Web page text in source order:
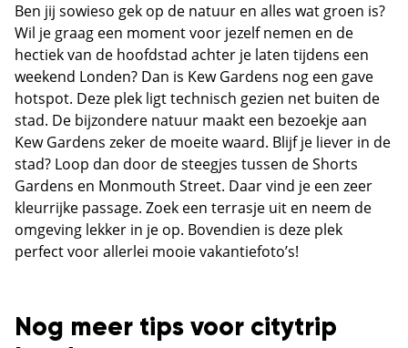
Ben jij sowieso gek op de natuur en alles wat groen is?
Wil je graag een moment voor jezelf nemen en de
hectiek van de hoofdstad achter je laten tijdens een
weekend Londen? Dan is Kew Gardens nog een gave
hotspot. Deze plek ligt technisch gezien net buiten de
stad. De bijzondere natuur maakt een bezoekje aan
Kew Gardens zeker de moeite waard. Blijf je liever in de
stad? Loop dan door de steegjes tussen de Shorts
Gardens en Monmouth Street. Daar vind je een zeer
kleurrijke passage. Zoek een terrasje uit en neem de
omgeving lekker in je op. Bovendien is deze plek
perfect voor allerlei mooie vakantiefoto’s!
Nog meer tips voor citytrip